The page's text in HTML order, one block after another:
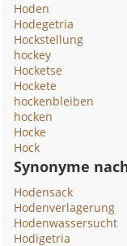
Hoden
Hodegetria
Hockstellung
hockey
Hocketse
Hockete
hockenbleiben
hocken
Hocke
Hock
Synonyme
Hodensack
Hodenverlagerung
Hodenwassersucht
Hodigetria